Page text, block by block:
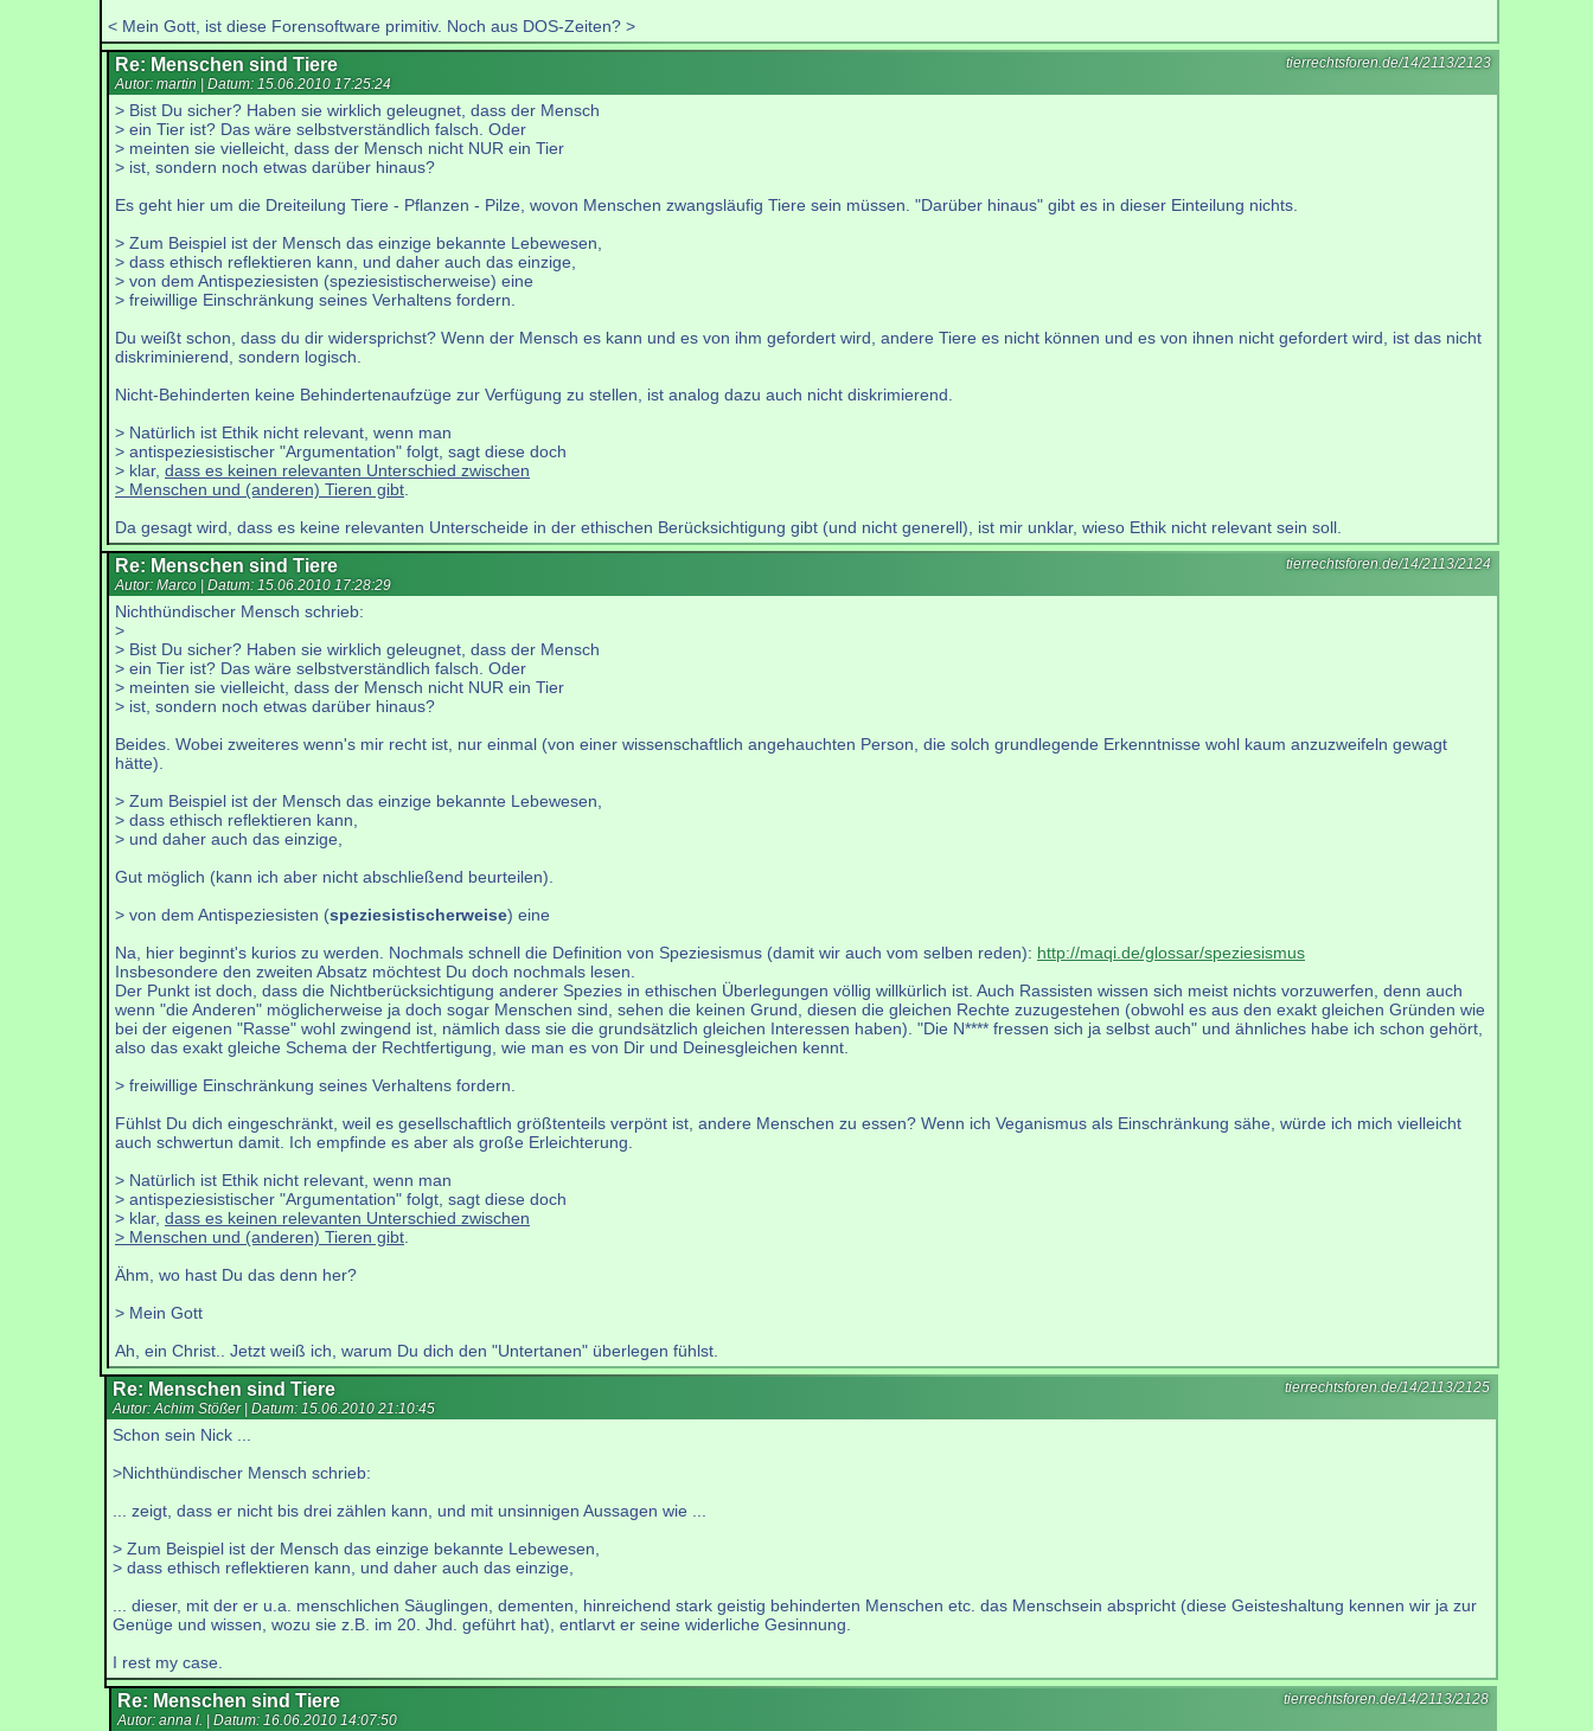
< Mein Gott, ist diese Forensoftware primitiv. Noch aus DOS-Zeiten? >
tierrechtsforen.de/14/2113/2123
Re: Menschen sind Tiere
Autor: martin | Datum: 15.06.2010 17:25:24
> Bist Du sicher? Haben sie wirklich geleugnet, dass der Mensch
> ein Tier ist? Das wäre selbstverständlich falsch. Oder
> meinten sie vielleicht, dass der Mensch nicht NUR ein Tier
> ist, sondern noch etwas darüber hinaus?
Es geht hier um die Dreiteilung Tiere - Pflanzen - Pilze, wovon Menschen zwangsläufig Tiere sein müssen. "Darüber hinaus" gibt es in dieser Einteilung nichts.
> Zum Beispiel ist der Mensch das einzige bekannte Lebewesen,
> dass ethisch reflektieren kann, und daher auch das einzige,
> von dem Antispeziesisten (speziesistischerweise) eine
> freiwillige Einschränkung seines Verhaltens fordern.
Du weißt schon, dass du dir widersprichst? Wenn der Mensch es kann und es von ihm gefordert wird, andere Tiere es nicht können und es von ihnen nicht gefordert wird, ist das nicht
diskriminierend, sondern logisch.
Nicht-Behinderten keine Behindertenaufzüge zur Verfügung zu stellen, ist analog dazu auch nicht diskrimierend.
> Natürlich ist Ethik nicht relevant, wenn man
> antispeziesistischer "Argumentation" folgt, sagt diese doch
> klar, dass es keinen relevanten Unterschied zwischen
> Menschen und (anderen) Tieren gibt
Da gesagt wird, dass es keine relevanten Unterscheide in der ethischen Berücksichtigung gibt (und nicht generell), ist mir unklar, wieso Ethik nicht relevant sein soll.
tierrechtsforen.de/14/2113/2124
Re: Menschen sind Tiere
Autor: Marco | Datum: 15.06.2010 17:28:29
Nichthündischer Mensch schrieb:
>
> Bist Du sicher? Haben sie wirklich geleugnet, dass der Mensch
> ein Tier ist? Das wäre selbstverständlich falsch. Oder
> meinten sie vielleicht, dass der Mensch nicht NUR ein Tier
> ist, sondern noch etwas darüber hinaus?
Beides. Wobei zweiteres wenn's mir recht ist, nur einmal (von einer wissenschaftlich angehauchten Person, die solch grundlegende Erkenntnisse wohl kaum anzuzweifeln gewagt
hätte).
> Zum Beispiel ist der Mensch das einzige bekannte Lebewesen,
> dass ethisch reflektieren kann,
> und daher auch das einzige,
Gut möglich (kann ich aber nicht abschließend beurteilen).
> von dem Antispeziesisten (speziesistischerweise) eine
Na, hier beginnt's kurios zu werden. Nochmals schnell die Definition von Speziesismus (damit wir auch vom selben reden): http://maqi.de/glossar/speziesismus
Insbesondere den zweiten Absatz möchtest Du doch nochmals lesen.
Der Punkt ist doch, dass die Nichtberücksichtigung anderer Spezies in ethischen Überlegungen völlig willkürlich ist. Auch Rassisten wissen sich meist nichts vorzuwerfen, denn auch
wenn "die Anderen" möglicherweise ja doch sogar Menschen sind, sehen die keinen Grund, diesen die gleichen Rechte zuzugestehen (obwohl es aus den exakt gleichen Gründen wie
bei der eigenen "Rasse" wohl zwingend ist, nämlich dass sie die grundsätzlich gleichen Interessen haben). "Die N**** fressen sich ja selbst auch" und ähnliches habe ich schon gehört,
also das exakt gleiche Schema der Rechtfertigung, wie man es von Dir und Deinesgleichen kennt.
> freiwillige Einschränkung seines Verhaltens fordern.
Fühlst Du dich eingeschränkt, weil es gesellschaftlich größtenteils verpönt ist, andere Menschen zu essen? Wenn ich Veganismus als Einschränkung sähe, würde ich mich vielleicht
auch schwertun damit. Ich empfinde es aber als große Erleichterung.
> Natürlich ist Ethik nicht relevant, wenn man
> antispeziesistischer "Argumentation" folgt, sagt diese doch
> klar, dass es keinen relevanten Unterschied zwischen
> Menschen und (anderen) Tieren gibt
Ähm, wo hast Du das denn her?
> Mein Gott
Ah, ein Christ.. Jetzt weiß ich, warum Du dich den "Untertanen" überlegen fühlst.
tierrechtsforen.de/14/2113/2125
Re: Menschen sind Tiere
Autor: Achim Stößer | Datum: 15.06.2010 21:10:45
Schon sein Nick ...
>Nichthündischer Mensch schrieb:
... zeigt, dass er nicht bis drei zählen kann, und mit unsinnigen Aussagen wie ...
> Zum Beispiel ist der Mensch das einzige bekannte Lebewesen,
> dass ethisch reflektieren kann, und daher auch das einzige,
... dieser, mit der er u.a. menschlichen Säuglingen, dementen, hinreichend stark geistig behinderten Menschen etc. das Menschsein abspricht (diese Geisteshaltung kennen wir ja zur
Genüge und wissen, wozu sie z.B. im 20. Jhd. geführt hat), entlarvt er seine widerliche Gesinnung.
I rest my case.
tierrechtsforen.de/14/2113/2128
Re: Menschen sind Tiere
Autor: anna l. | Datum: 16.06.2010 14:07:50